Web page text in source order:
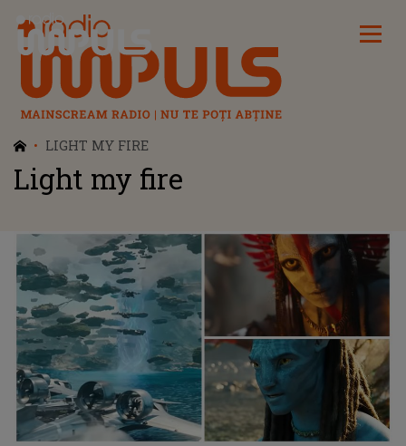
Radio Impuls
LIGHT MY FIRE
Light my fire